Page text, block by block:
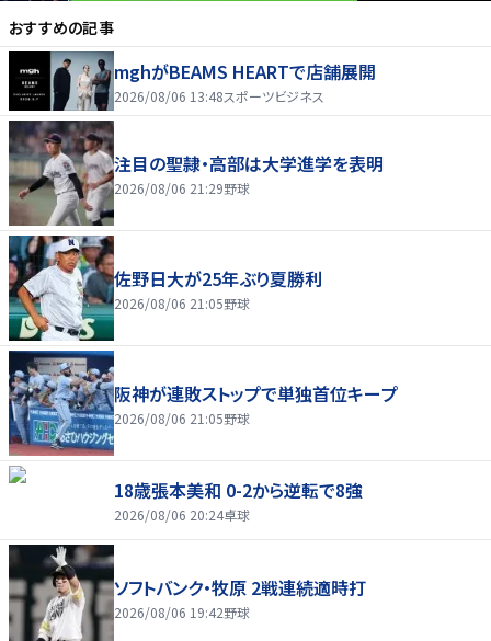
おすすめの記事
mghがBEAMS HEARTで店舗展開
2026/08/06 13:48スポーツビジネス
注目の聖隷・高部は大学進学を表明
2026/08/06 21:29野球
佐野日大が25年ぶり夏勝利
2026/08/06 21:05野球
阪神が連敗ストップで単独首位キープ
2026/08/06 21:05野球
18歳張本美和 0-2から逆転で8強
2026/08/06 20:24卓球
ソフトバンク・牧原 2戦連続適時打
2026/08/06 19:42野球